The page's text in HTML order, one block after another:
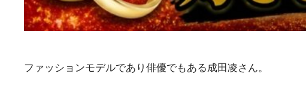
ファッションモデルであり俳優でもある成田凌さん。